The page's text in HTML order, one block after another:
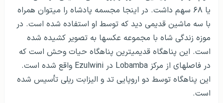
یا ۶۸ سهم داشت. در اینجا مجسمه پادشاه را می­توان همراه
با سه ماشین قدیمی دید که توسط او استفاده شده است. در
موزه زندگی شاه با مجموعه عکس­ها به تصویر کشیده شده
است. این پناهگاه قدیمی­ترین پناهگاه حیات وحش است که
در فاصله­ای از مرکز Lobamba در Ezulwini واقع شده است.
این پناهگاه توسط دو اروپایی تد و الیزابت ریلی تأسیس شده
است.